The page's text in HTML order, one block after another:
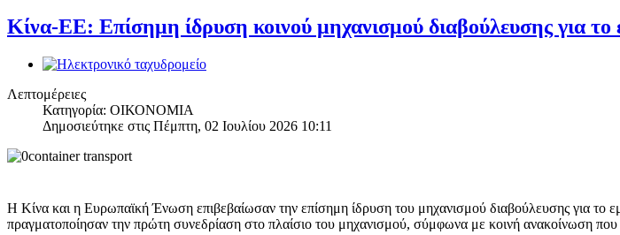
Κίνα-ΕΕ: Επίσημη ίδρυση κοινού μηχανισμού διαβούλευσης για το
Λεπτομέρειες
Κατηγορία: ΟΙΚΟΝΟΜΙΑ
Δημοσιεύτηκε στις Πέμπτη, 02 Ιουλίου 2026 10:11
Η Κίνα και η Ευρωπαϊκή Ένωση επιβεβαίωσαν την επίσημη ίδρυση του μηχανισμού διαβούλευσης για το
πραγματοποίησαν την πρώτη συνεδρίαση στο πλαίσιο του μηχανισμού, σύμφωνα με κοινή ανακοίνωση που